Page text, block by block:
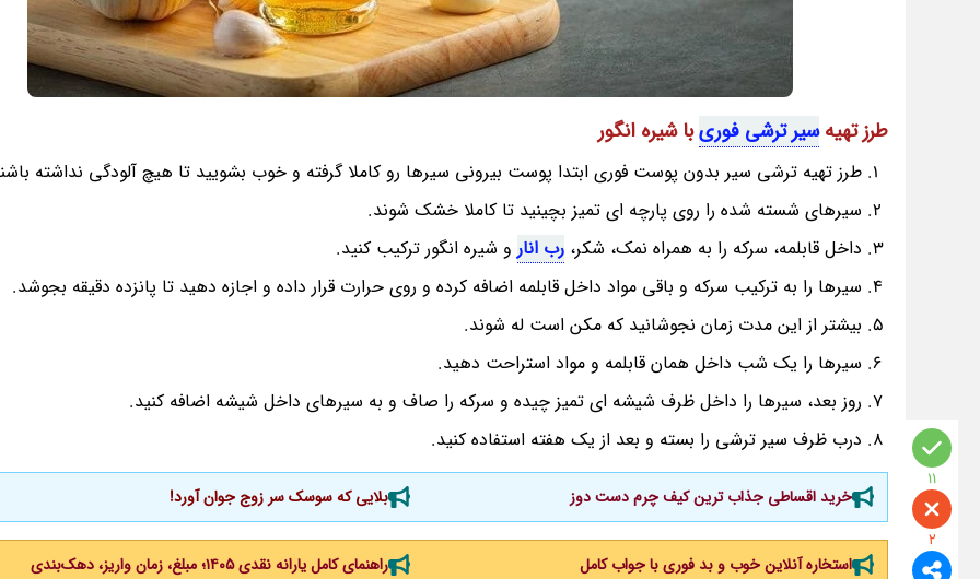
طرز تهیهسیر ترشی فوریبا شیره انگور
طرز تهیه ترشی سیر بدون پوست فوری ابتدا پوست بیرونی سیرها رو کاملا گرفته و خوب بشویید تا هیچ آلودگی نداشته
سیرهای شسته شده را روی پارچه ای تمیز بچینید تا کاملا خشک شوند.
داخل قابلمه، سرکه را به همراه نمک، شکر، رب انارو شیره انگور ترکیب کنید.
سیرها را به ترکیب سرکه و باقی مواد داخل قابلمه اضافه کرده و روی حرارت قرار داده و اجازه دهید تا پانزده دقیقه بجوشد.
بیشتر از این مدت زمان نجوشانید که مکن است له شوند.
سیرها را یک شب داخل همان قابلمه و مواد استراحت دهید.
روز بعد، سیرها را داخل ظرف شیشه ای تمیز چیده و سرکه را صاف و به سیرهای داخل شیشه اضافه کنید.
درب ظرف سیر ترشی را بسته و بعد از یک هفته استفاده کنید.
خرید اقساطی جذاب ترین کیف چرم دست دوز بلایی که سوسک سر زوج جوان آورد!
استخاره آنلاین خوب و بد فوری با جواب کامل راهنمای کامل یارانه نقدی ۱۴۰۵؛ مبلغ، زمان واریز، دهک‌بندی
11
2